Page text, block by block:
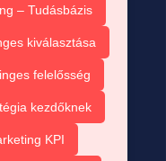
– Tudásbázis
kiválasztása
felelősség
kezdőknek
KPI